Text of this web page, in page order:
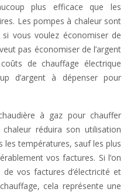
plus efficace que les
Les pompes à chaleur sont
vous voulez économiser de
pas économiser de l’argent
de chauffage électrique
d’argent à dépenser pour
à gaz pour chauffer
réduira son utilisation
les températures, sauf les plus
vos factures. Si l’on
de vos factures d’électricité et
cela représente une